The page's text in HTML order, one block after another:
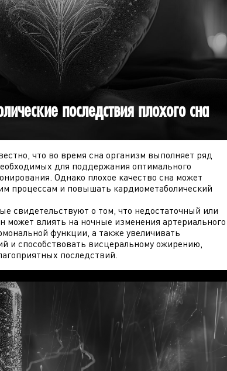
последствия плохого сна
что во время сна организм выполняет ряд
для поддержания оптимального
Однако плохое качество сна может
процессам и повышать кардиометаболический
свидетельствуют о том, что недостаточный или
может влиять на ночные изменения артериального
функции, а также увеличивать
и способствовать висцеральному ожирению,
последствий.